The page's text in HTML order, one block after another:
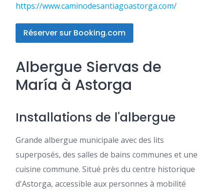
https://www.caminodesantiagoastorga.com/
Réserver sur Booking.com
Albergue Siervas de
María à Astorga
Installations de l'albergue
Grande albergue municipale avec des lits
superposés, des salles de bains communes et une
cuisine commune. Situé près du centre historique
d'Astorga, accessible aux personnes à mobilité